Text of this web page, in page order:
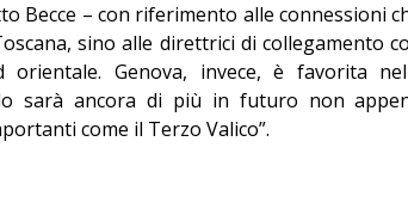
Becce – con riferimento alle connessioni
sino alle direttrici di collegamento
orientale. Genova, invece, è favorita
lo sarà ancora di più in futuro non
come il Terzo Valico”.